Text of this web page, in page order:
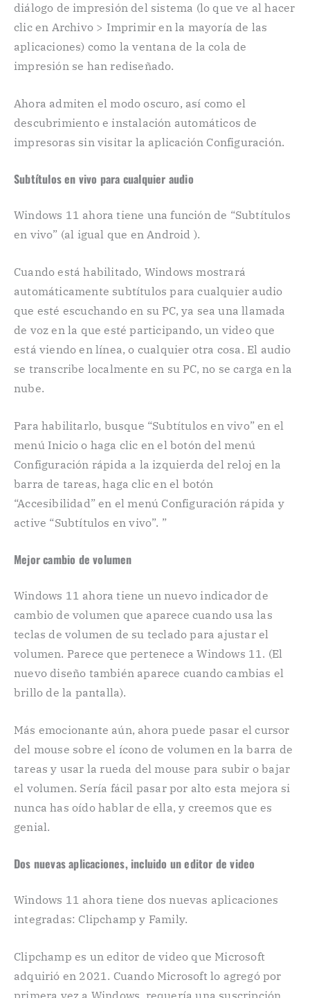
diálogo de impresión del sistema (lo que ve al hacer
clic en Archivo > Imprimir en la mayoría de las
aplicaciones) como la ventana de la cola de
impresión se han rediseñado.
Ahora admiten el modo oscuro, así como el
descubrimiento e instalación automáticos de
impresoras sin visitar la aplicación Configuración.
Subtítulos en vivo para cualquier audio
Windows 11 ahora tiene una función de “Subtítulos
en vivo” (al igual que en Android ).
Cuando está habilitado, Windows mostrará
automáticamente subtítulos para cualquier audio
que esté escuchando en su PC, ya sea una llamada
de voz en la que esté participando, un video que
está viendo en línea, o cualquier otra cosa. El audio
se transcribe localmente en su PC, no se carga en la
nube.
Para habilitarlo, busque “Subtítulos en vivo” en el
menú Inicio o haga clic en el botón del menú
Configuración rápida a la izquierda del reloj en la
barra de tareas, haga clic en el botón
“Accesibilidad” en el menú Configuración rápida y
active “Subtítulos en vivo”. ”
Mejor cambio de volumen
Windows 11 ahora tiene un nuevo indicador de
cambio de volumen que aparece cuando usa las
teclas de volumen de su teclado para ajustar el
volumen. Parece que pertenece a Windows 11. (El
nuevo diseño también aparece cuando cambias el
brillo de la pantalla).
Más emocionante aún, ahora puede pasar el cursor
del mouse sobre el ícono de volumen en la barra de
tareas y usar la rueda del mouse para subir o bajar
el volumen. Sería fácil pasar por alto esta mejora si
nunca has oído hablar de ella, y creemos que es
genial.
Dos nuevas aplicaciones, incluido un editor de video
Windows 11 ahora tiene dos nuevas aplicaciones
integradas: Clipchamp y Family.
Clipchamp es un editor de video que Microsoft
adquirió en 2021. Cuando Microsoft lo agregó por
primera vez a Windows, requería una suscripción